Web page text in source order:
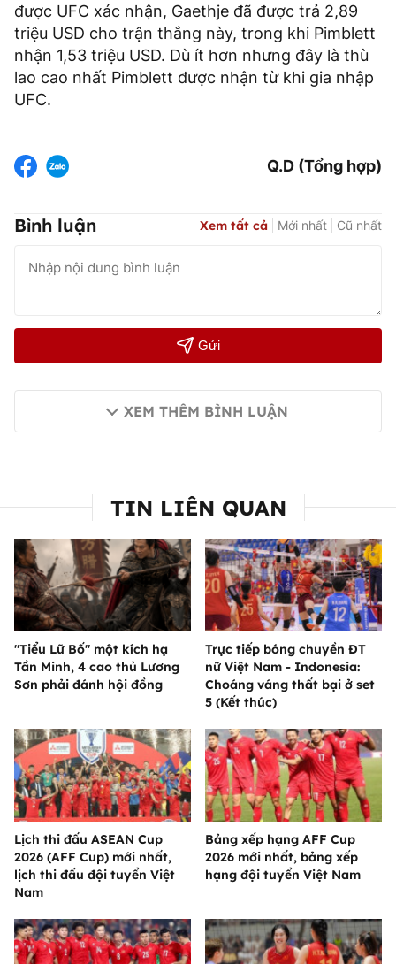
được UFC xác nhận, Gaethje đã được trả 2,89
triệu USD cho trận thắng này, trong khi Pimblett
nhận 1,53 triệu USD. Dù ít hơn nhưng đây là thù
lao cao nhất Pimblett được nhận từ khi gia nhập
UFC.
Q.D (Tổng hợp)
Bình luận Xem tất cả Mới nhất Cũ nhất
Gửi
XEM THÊM BÌNH LUẬN
TIN LIÊN QUAN
"Tiểu Lữ Bố" một kích hạ
Tần Minh, 4 cao thủ Lương
Sơn phải đánh hội đồng
Trực tiếp bóng chuyền ĐT
nữ Việt Nam - Indonesia:
Choáng váng thất bại ở set
5 (Kết thúc)
Lịch thi đấu ASEAN Cup
2026 (AFF Cup) mới nhất,
lịch thi đấu đội tuyển Việt
Nam
Bảng xếp hạng AFF Cup
2026 mới nhất, bảng xếp
hạng đội tuyển Việt Nam